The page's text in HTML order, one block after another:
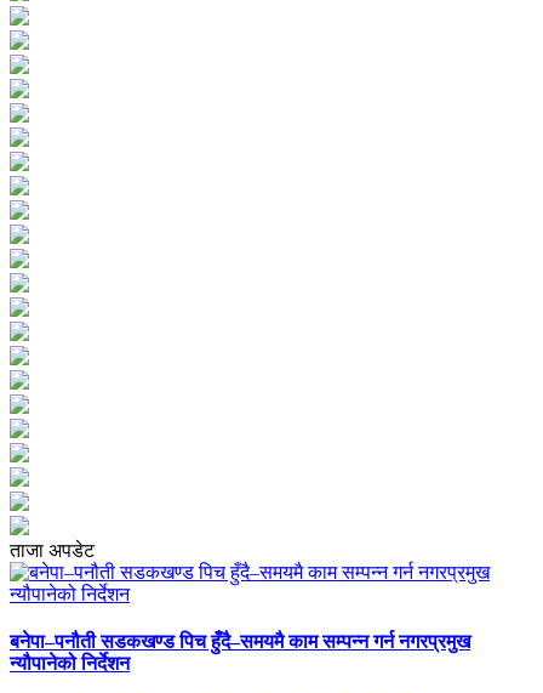
ताजा अपडेट
बनेपा–पनौती सडकखण्ड पिच हुँदै–समयमै काम सम्पन्न गर्न नगरप्रमुख
न्यौपानेको निर्देशन